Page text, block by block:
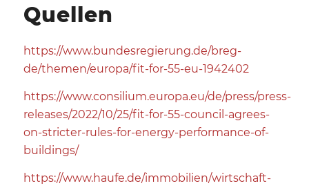
Quellen
https://www.bundesregierung.de/breg-
de/themen/europa/fit-for-55-eu-1942402
https://www.consilium.europa.eu/de/press/press-
releases/2022/10/25/fit-for-55-council-agrees-
on-stricter-rules-for-energy-performance-of-
buildings/
https://www.haufe.de/immobilien/wirtschaft-